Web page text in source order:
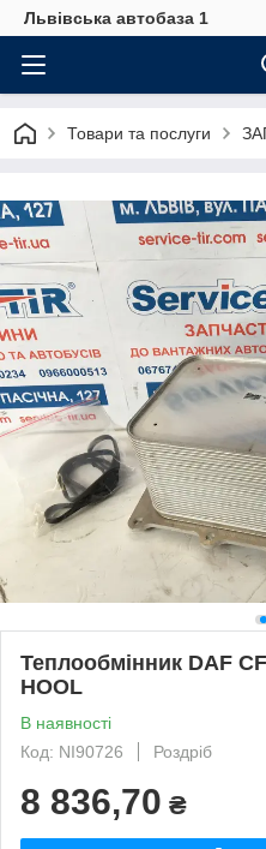
Львівська автобаза 1
Товари та послуги
Теплообмінник DAF
HOOL
В наявності
Код: NI90726
Роздріб
8 836,70 ₴